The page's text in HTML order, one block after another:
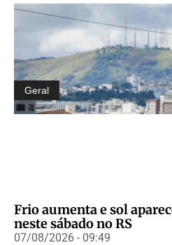
Geral
Frio aumenta e sol
neste sábado no RS
07/08/2026 - 09:49